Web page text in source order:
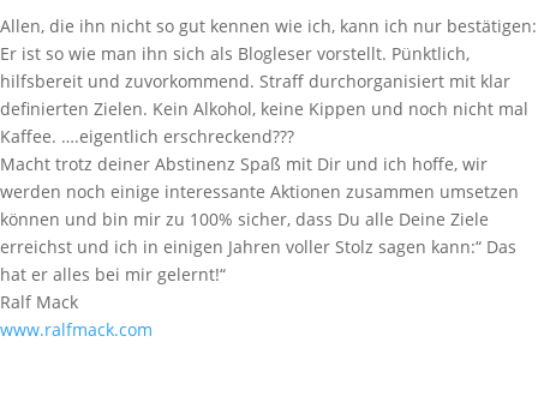
Allen, die ihn nicht so gut kennen wie ich, kann ich nur bestätigen:
Er ist so wie man ihn sich als Blogleser vorstellt. Pünktlich,
hilfsbereit und zuvorkommend. Straff durchorganisiert mit klar
definierten Zielen. Kein Alkohol, keine Kippen und noch nicht mal
Kaffee. ….eigentlich erschreckend???
Macht trotz deiner Abstinenz Spaß mit Dir und ich hoffe, wir
werden noch einige interessante Aktionen zusammen umsetzen
können und bin mir zu 100% sicher, dass Du alle Deine Ziele
erreichst und ich in einigen Jahren voller Stolz sagen kann:“ Das
hat er alles bei mir gelernt!“
Ralf Mack
www.ralfmack.com